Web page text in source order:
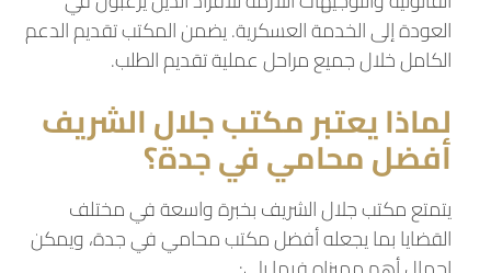
العودة إلى الخدمة العسكرية. يضمن المكتب تقديم الدعم
الكامل خلال جميع مراحل عملية تقديم الطلب.
لماذا يعتبر مكتب جلال الشريف
أفضل محامي في جدة؟
يتمتع مكتب جلال الشريف بخبرة واسعة في مختلف
القضايا بما يجعله أفضل مكتب محامي في جدة، ويمكن